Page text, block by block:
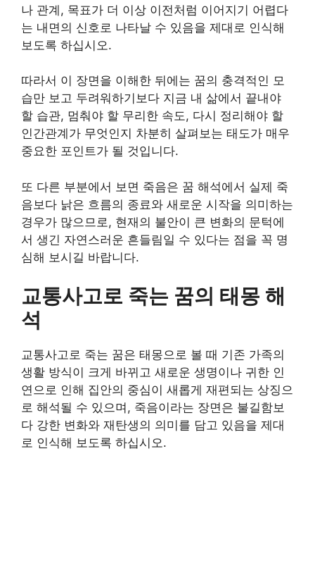
나 관계, 목표가 더 이상 이전처럼 이어지기 어렵다
는 내면의 신호로 나타날 수 있음을 제대로 인식해
보도록 하십시오.
따라서 이 장면을 이해한 뒤에는 꿈의 충격적인 모
습만 보고 두려워하기보다 지금 내 삶에서 끝내야
할 습관, 멈춰야 할 무리한 속도, 다시 정리해야 할
인간관계가 무엇인지 차분히 살펴보는 태도가 매우
중요한 포인트가 될 것입니다.
또 다른 부분에서 보면 죽음은 꿈 해석에서 실제 죽
음보다 낡은 흐름의 종료와 새로운 시작을 의미하는
경우가 많으므로, 현재의 불안이 큰 변화의 문턱에
서 생긴 자연스러운 흔들림일 수 있다는 점을 꼭 명
심해 보시길 바랍니다.
교통사고로 죽는 꿈의 태몽 해
석
교통사고로 죽는 꿈은 태몽으로 볼 때 기존 가족의
생활 방식이 크게 바뀌고 새로운 생명이나 귀한 인
연으로 인해 집안의 중심이 새롭게 재편되는 상징으
로 해석될 수 있으며, 죽음이라는 장면은 불길함보
다 강한 변화와 재탄생의 의미를 담고 있음을 제대
로 인식해 보도록 하십시오.